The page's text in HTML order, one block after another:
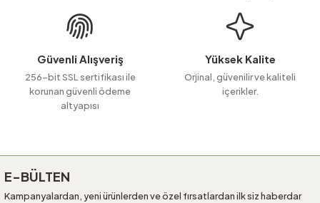
Ürün fiyatı diğer sitelerden daha pahalı.
Bu ürüne benzer farklı alternatifler olmalı.
Güvenli Alışveriş
256-bit SSL sertifikası ile
korunan güvenli ödeme
altyapısı
Yüksek Kalite
Orjinal, güvenilir ve kaliteli
içerikler.
E-BÜLTEN
Kampanyalardan, yeni ürünlerden ve özel fırsatlardan ilk siz haberdar